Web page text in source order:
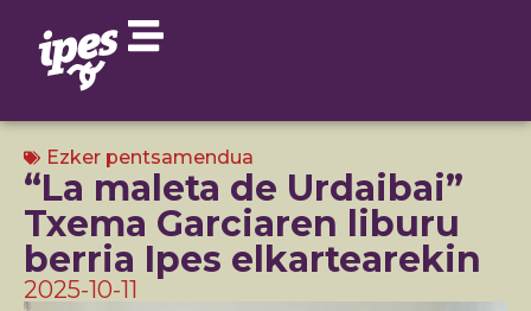
Ezker pentsamendua
“La maleta de Urdaibai”
Txema Garciaren liburu
berria Ipes elkartearekin
2025-10-11